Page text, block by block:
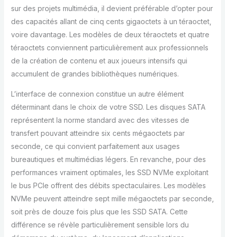
sur des projets multimédia, il devient préférable d’opter pour
des capacités allant de cinq cents gigaoctets à un téraoctet,
voire davantage. Les modèles de deux téraoctets et quatre
téraoctets conviennent particulièrement aux professionnels
de la création de contenu et aux joueurs intensifs qui
accumulent de grandes bibliothèques numériques.
L’interface de connexion constitue un autre élément
déterminant dans le choix de votre SSD. Les disques SATA
représentent la norme standard avec des vitesses de
transfert pouvant atteindre six cents mégaoctets par
seconde, ce qui convient parfaitement aux usages
bureautiques et multimédias légers. En revanche, pour des
performances vraiment optimales, les SSD NVMe exploitant
le bus PCIe offrent des débits spectaculaires. Les modèles
NVMe peuvent atteindre sept mille mégaoctets par seconde,
soit près de douze fois plus que les SSD SATA. Cette
différence se révèle particulièrement sensible lors du